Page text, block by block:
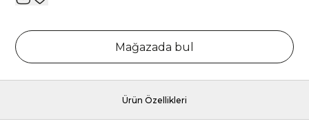
Mağazada bul
Ürün Özellikleri